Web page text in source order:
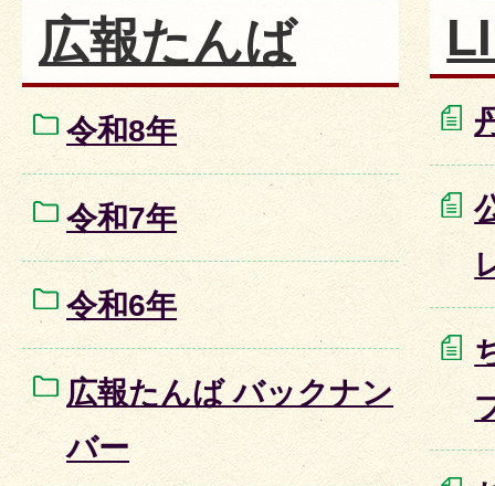
広報たんば
令和8年
令和7年
令和6年
広報たんば バックナン
バー